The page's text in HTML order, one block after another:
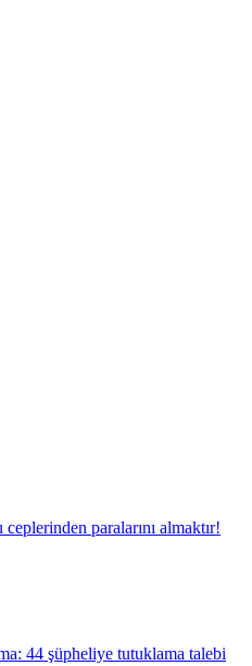
paralarını almaktır!
44 şüpheliye tutuklama talebi